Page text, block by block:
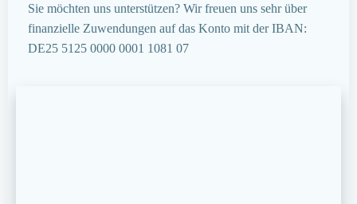
Sie möchten uns unterstützen? Wir freuen uns sehr über
finanzielle Zuwendungen auf das Konto mit der IBAN:
DE25 5125 0000 0001 1081 07